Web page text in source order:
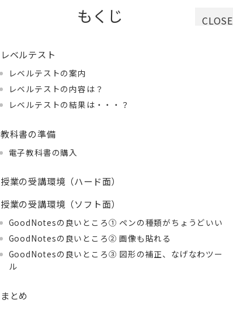
CLOSE
もくじ
レベルテスト
レベルテストの案内
レベルテストの内容は？
レベルテストの結果は・・・？
教科書の準備
電子教科書の購入
授業の受講環境（ハード面）
授業の受講環境（ソフト面）
GoodNotesの良いところ① ペンの種類がちょうどいい
GoodNotesの良いところ② 画像も貼れる
GoodNotesの良いところ③ 図形の補正、なげなわツー
ル
まとめ